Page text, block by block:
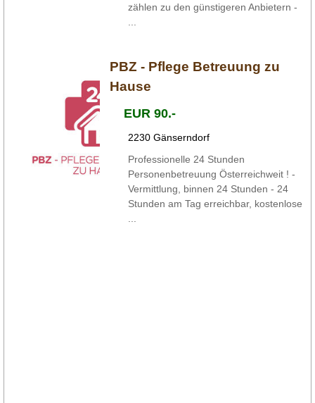
zählen zu den günstigeren Anbietern -
PBZ - Pflege Betreuung zu
Hause
EUR 90.-
2230 Gänserndorf
Professionelle 24 Stunden
Personenbetreuung Österreichweit ! -
Vermittlung, binnen 24 Stunden - 24
Stunden am Tag erreichbar, kostenlose